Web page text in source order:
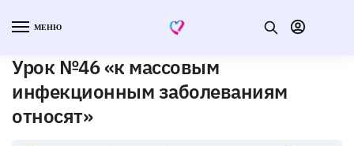
МЕНЮ
Урок №46 «к массовым
инфекционным заболеваниям
относят»